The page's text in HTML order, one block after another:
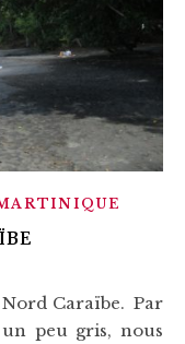
peu gris, nous